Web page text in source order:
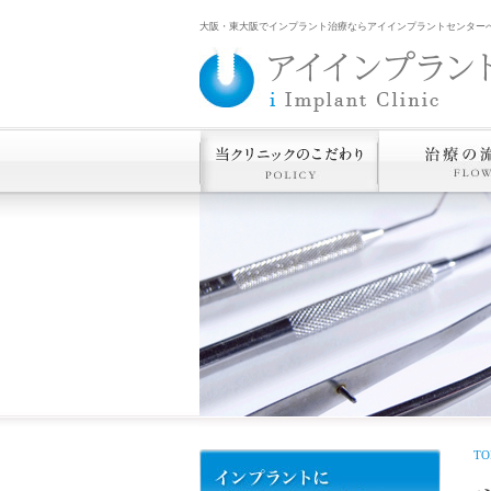
大阪・東大阪でインプラント治療ならアイインプラントセンター